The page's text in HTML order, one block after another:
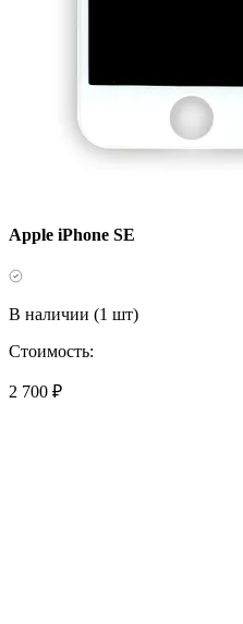
Apple iPhone SE
В наличии (1 шт)
Стоимость:
2 700 ₽